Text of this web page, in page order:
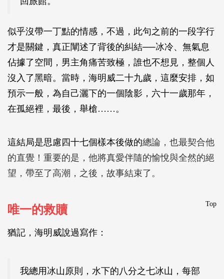
似乎沒帶一丁點的情感，不過，此句之前的一段字行
才是關鍵，真正闡述了背後的糾結──冰冷、無氣息
佔據了空間，男主角痛苦致極，誰也不想見，整個人
沒入了黑暗。當時，海明威二十九歲，這麼安排，如
預示一般，為自己灑下的一個陰影，六十一歲那年，
在孤絕裡，最後，舉槍……。
這結局是思慮四十七個樣本後做的總論，也最契合他
的直覺！重要的是，他將真愛伴隨的愉悅與全然的絕
望，帶至了高潮，之後，故事結束了。
Top
唯一的救贖
猶記，海明威說過寫作：
我總用冰山原則，水下的八分之七冰山，每部